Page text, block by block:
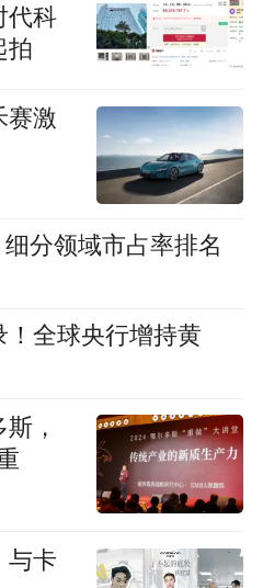
代科
拍
赛激
分领域市占率排名
全球央行增持黄
，
与卡